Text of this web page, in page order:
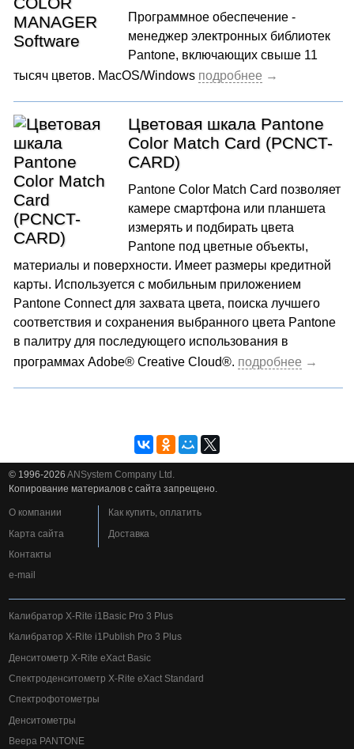
Программное обеспечение -
менеджер электронных библиотек
Pantone, включающих свыше 11
тысяч цветов. MacOS/Windows
Цветовая шкала Pantone
Color Match Card (PCNCT-
CARD)
Pantone Color Match Card позволяет
камере смартфона или планшета
измерять и подбирать цвета
Pantone под цветные объекты,
материалы и поверхности. Имеет размеры кредитной
карты. Используется с мобильным приложением
Pantone Connect для захвата цвета, поиска лучшего
соответствия и сохранения выбранного цвета Pantone
в палитру для последующего использования в
программах Adobe® Creative Cloud®.
© 1996-2026ANSystem Company Ltd.
Копирование материалов с сайта запрещено.
О компании
Карта сайта
Контакты
e-mail
Как купить, оплатить
Доставка
Калибратор X-Rite i1Basic Pro 3 Plus
Калибратор X-Rite i1Publish Pro 3 Plus
Денситометр X-Rite eXact Basic
Спектроденситометр X-Rite eXact Standard
Спектрофотометры
Денситометры
Веера PANTONE